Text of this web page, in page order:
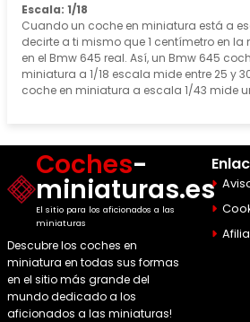
Escala: 1/18
Cuando un coche en miniatura está a
decirte a ti mismo que 1 centímetro en la
en el Bmw 645 real. Así, un Bmw 645
miniatura a 1/18 escala mide entre 25 y
coche en miniatura a escala 1/43 mide
Coches-
miniaturas.es
El sitio para los aficionados a las
miniaturas
Descubre los coches en
miniatura en todas sus formas
en el sitio más grande del
mundo dedicado a los
aficionados a las miniaturas!